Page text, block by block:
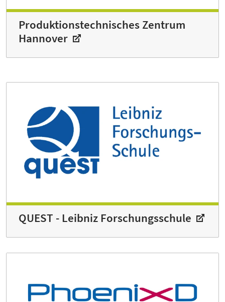
Produktionstechnisches Zentrum
Hannover
QUEST - Leibniz Forschungsschule